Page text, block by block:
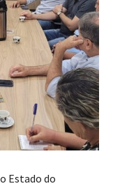
Estado do